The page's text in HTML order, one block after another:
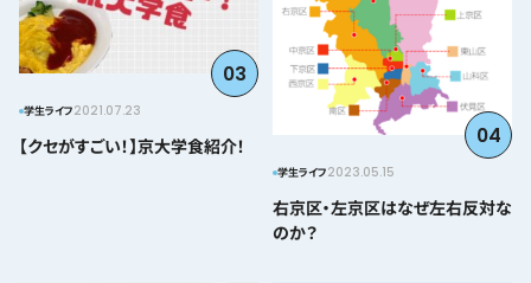
03
学生ライフ2021.07.23
【クセがすごい！】京大学食紹介！ 04
学生ライフ2023.05.15
右京区・左京区はなぜ左右反対な
のか？